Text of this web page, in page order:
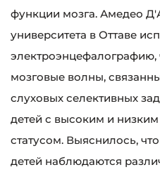
функции мозга. Амедео
университета в Оттаве
электроэнцефалографию,
мозговые волны,
слуховых селективных
детей с высоким и
статусом. Выяснилось,
детей наблюдаются